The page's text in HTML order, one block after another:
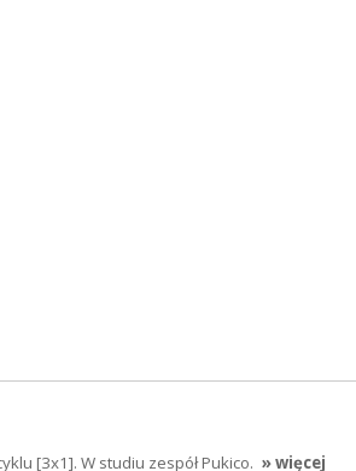
[3x1]. W studiu zespół Pukico. » więcej